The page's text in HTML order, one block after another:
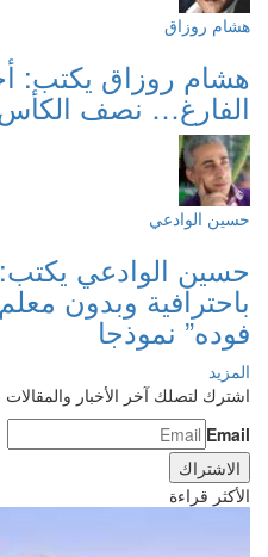
هشام روزاق
هشام روزاق يكتب:
الفارغ… نصف الكأس
حسين الوادعي
حسين الوادعي
باحترافية وبدون
فوده” نموذجا
المزيد
اشترك لتصلك آخر الأخبار والمقالات
Email
الأكثر قراءة